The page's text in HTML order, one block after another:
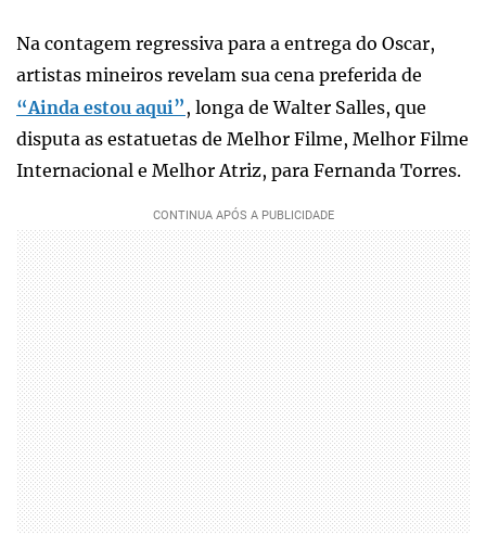
Na contagem regressiva para a entrega do Oscar,
artistas mineiros revelam sua cena preferida de
“Ainda estou aqui”, longa de Walter Salles, que
disputa as estatuetas de Melhor Filme, Melhor Filme
Internacional e Melhor Atriz, para Fernanda Torres.